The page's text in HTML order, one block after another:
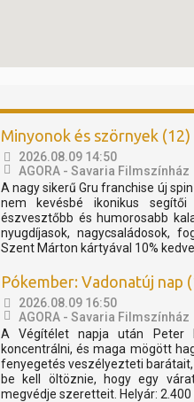
Minyonok és szörnyek (12)
2026.08.09 14:50
AGORA - Savaria Filmszínház
A nagy sikerű Gru franchise új
nem kevésbé ikonikus
észvesztőbb és humorosabb
nyugdíjasok, nagycsaládosok,
Szent Márton kártyával 10%
Pókember: Vadonatúj nap
2026.08.09 16:50
AGORA - Savaria Filmszínház
A Végítélet napja után Peter
koncentrálni, és maga mögött
fenyegetés veszélyezteti
be kell öltöznie, hogy egy
megvédje szeretteit. Helyár: 2.400